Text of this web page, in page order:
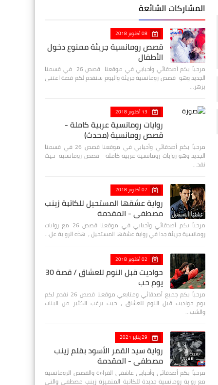
المشاركات الشائعة
08 أكتوبر 2018
قصص رومانسية جريئة ممنوع دخول
الأطفال
مرحباً بكم أصدقائي وأحبابي في موقعنا قصص 26 في قسمنا
الجديد وهو قصص رومانسية جريئة واليوم سنقدم لكم قصة اعتني
بزهر…
13 أكتوبر 2018
روايات رومانسية عربية كاملة -
قصص رومانسية (محدث)
مرحباً بكم أصدقائي وأحبابي في موقعنا قصص 26 في قسمنا
الجديد وهو روايات رومانسية عربية كاملة - قصص رومانسية حيث
نقد…
07 أكتوبر 2018
رواية عشقها المستحيل للكاتبة زينب
مصطفي - المقدمة
مرحباً بكم أصدقائي وأحبابي في موقعنا قصص 26 مع روايات
رومانسية جريئة جدا في رواية عشقها المستحيل ، هذه الرواية عل…
02 أكتوبر 2018
حواديت قبل النوم للعشاق / قصة 30
يوم حب
مرحباً بكم جميع أصدقائي ومتابعي موقعنا قصص 26 نقدم لكم
يوم حواديت قبل النوم للعشاق ، حيث يرغب الكثير من البنات
والشب…
29 يناير 2021
رواية سيد القمر الأسود بقلم زينب
مصطفي - المقدمة
مرحباً بكم أصدقائي وأحبابي عاشقي القراءة والقصص الرومانسية
مع رواية رومانسية جديدة للكاتبة المتميزة زينب مصطفى والتي